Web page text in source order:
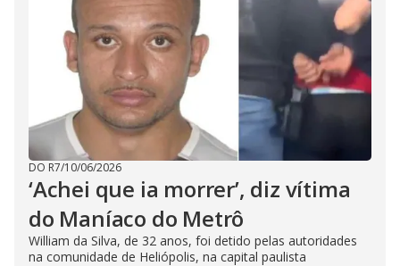
DO R7/10/06/2026
‘Achei que ia morrer’, diz vítima
do Maníaco do Metrô
William da Silva, de 32 anos, foi detido pelas autoridades
na comunidade de Heliópolis, na capital paulista